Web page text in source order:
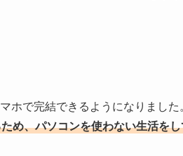
ホで完結できるようになりまし
め、パソコンを使わない生活を